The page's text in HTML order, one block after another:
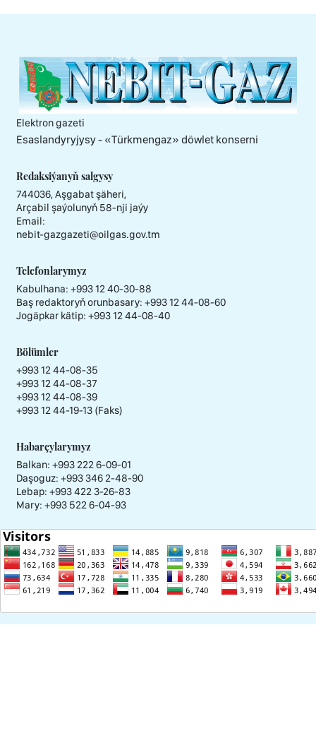
Elektron gazeti
Esaslandyryjysy - «Тürkmengaz» döwlet konserni
Redaksiýanyň salgysy
744036, Aşgabat şäheri,
Arçabil şaýolunyň 58-nji jaýy
Email:
nebit-gazgazeti@oilgas.gov.tm
Telefonlarymyz
Kabulhana: +993 12 40-30-88
Baş redaktoryň orunbasary: +993 12 44-08-60
Jogäpkar kätip: +993 12 44-08-40
Bölümler
+993 12 44-08-35
+993 12 44-08-37
+993 12 44-08-39
+993 12 44-19-13 (Faks)
Habarçylarymyz
Balkan: +993 222 6-09-01
Daşoguz: +993 346 2-48-90
Lebap: +993 422 3-26-83
Mary: +993 522 6-04-93